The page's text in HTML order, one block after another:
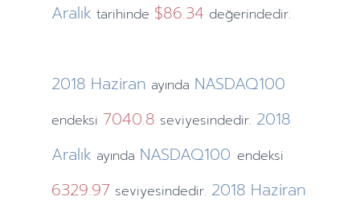
Aralık tarihinde $86.34 değerindedir.
2018 Haziran ayında NASDAQ100
endeksi 7040.8 seviyesindedir. 2018
Aralık ayında NASDAQ100 endeksi
6329.97 seviyesindedir. 2018 Haziran